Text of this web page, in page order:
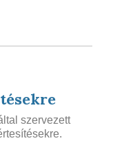
szervezett